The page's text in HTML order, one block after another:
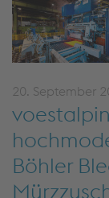
20. September
Böhler